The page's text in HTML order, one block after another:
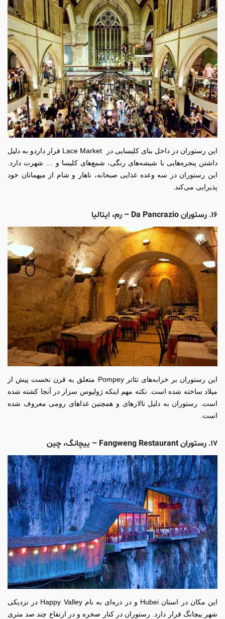
این رستوران در داخل بنای کلیسایی در Lace Market قرار داردو به دلیل
داشتن پنجره‌هایی با شیشه‌های رنگی، شمع‌های کلیسا و … شهرت دارد.
این رستوران در سه وعده غذایی صبحانه، ناهار و شام از میهمانان خود
پذیرایی می‌کند.
۱۶. رستوران Da Pancrazio – رم، ایتالیا
این رستوران بر خرابه‌های تئاتر Pompey متعلق به قرن نخست پیش از
میلاد ساخته شده است. نکته مهم اینکه ژولیوس سزار در آنجا کشته شده
است. رستوران به دلیل تالارهای و همچنین غذاهای رومی معروف شده
است.
۱۷. رستوران Fangweng Restaurant – ییچانگ، چین
این مکان در استان Hubei و در دره‌ای به نام Happy Valley در نزدیکی
شهر ییچانگ قرار دارد. رستوران در کنار صخره و در ارتفاع چند صد متری